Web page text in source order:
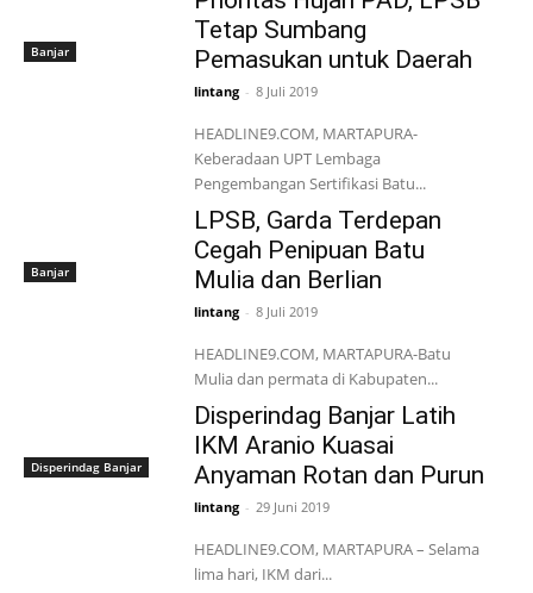
Banjar
Tetap Sumbang
Pemasukan untuk Daerah
lintang - 8 Juli 2019
HEADLINE9.COM, MARTAPURA-
Keberadaan UPT Lembaga
Pengembangan Sertifikasi Batu...
Banjar
LPSB, Garda Terdepan
Cegah Penipuan Batu
Mulia dan Berlian
lintang - 8 Juli 2019
HEADLINE9.COM, MARTAPURA-Batu
Mulia dan permata di Kabupaten...
Disperindag Banjar
Disperindag Banjar Latih
IKM Aranio Kuasai
Anyaman Rotan dan Purun
lintang - 29 Juni 2019
HEADLINE9.COM, MARTAPURA – Selama
lima hari, IKM dari...